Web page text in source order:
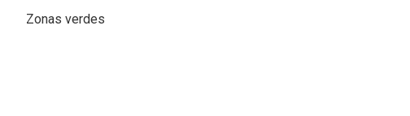
Zonas verdes